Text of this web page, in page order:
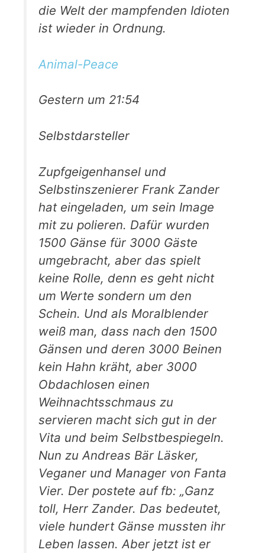
die Welt der mampfenden Idioten
ist wieder in Ordnung.
Animal-Peace
Gestern um 21:54
Selbstdarsteller
Zupfgeigenhansel und
Selbstinszenierer Frank Zander
hat eingeladen, um sein Image
mit zu polieren. Dafür wurden
1500 Gänse für 3000 Gäste
umgebracht, aber das spielt
keine Rolle, denn es geht nicht
um Werte sondern um den
Schein. Und als Moralblender
weiß man, dass nach den 1500
Gänsen und deren 3000 Beinen
kein Hahn kräht, aber 3000
Obdachlosen einen
Weihnachtsschmaus zu
servieren macht sich gut in der
Vita und beim Selbstbespiegeln.
Nun zu Andreas Bär Läsker,
Veganer und Manager von Fanta
Vier. Der postete auf fb: „Ganz
toll, Herr Zander. Das bedeutet,
viele hundert Gänse mussten ihr
Leben lassen. Aber jetzt ist er